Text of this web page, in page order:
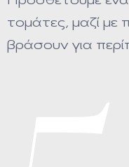
τομάτες, μαζί με
βράσουν για